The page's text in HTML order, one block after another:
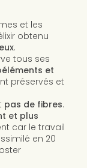
et les
obtenu
.
tous ses
et
préservés et
pas de fibres.
et plus
car le travail
en 20